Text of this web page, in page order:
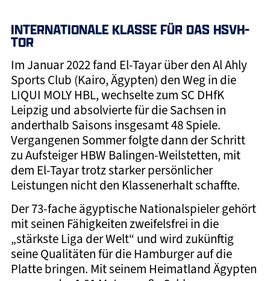
INTERNATIONALE KLASSE FÜR DAS HSVH-
TOR
Im Januar 2022 fand El-Tayar über den Al Ahly
Sports Club (Kairo, Ägypten) den Weg in die
LIQUI MOLY HBL, wechselte zum SC DHfK
Leipzig und absolvierte für die Sachsen in
anderthalb Saisons insgesamt 48 Spiele.
Vergangenen Sommer folgte dann der Schritt
zu Aufsteiger HBW Balingen-Weilstetten, mit
dem El-Tayar trotz starker persönlicher
Leistungen nicht den Klassenerhalt schaffte.
Der 73-fache ägyptische Nationalspieler gehört
mit seinen Fähigkeiten zweifelsfrei in die
„stärkste Liga der Welt“ und wird zukünftig
seine Qualitäten für die Hamburger auf die
Platte bringen. Mit seinem Heimatland Ägypten